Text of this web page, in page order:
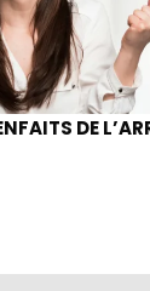
DE